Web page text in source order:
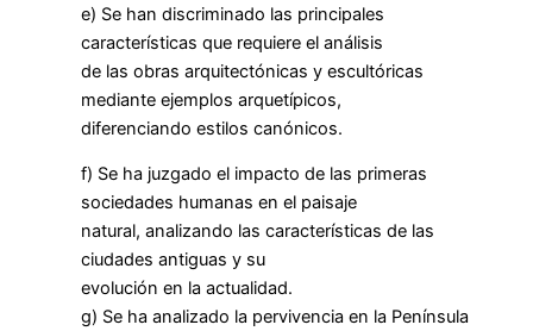
e) Se han discriminado las principales
características que requiere el análisis
de las obras arquitectónicas y escultóricas
mediante ejemplos arquetípicos,
diferenciando estilos canónicos.
f) Se ha juzgado el impacto de las primeras
sociedades humanas en el paisaje
natural, analizando las características de las
ciudades antiguas y su
evolución en la actualidad.
g) Se ha analizado la pervivencia en la Península